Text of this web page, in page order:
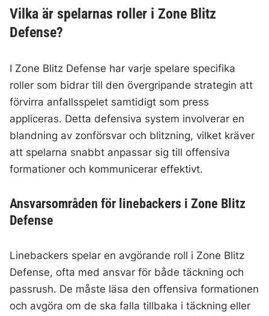
Vilka är spelarnas roller i Zone Blitz
Defense?
I Zone Blitz Defense har varje spelare specifika
roller som bidrar till den övergripande strategin att
förvirra anfallsspelet samtidigt som press
appliceras. Detta defensiva system involverar en
blandning av zonförsvar och blitzning, vilket kräver
att spelarna snabbt anpassar sig till offensiva
formationer och kommunicerar effektivt.
Ansvarsområden för linebackers i Zone Blitz
Defense
Linebackers spelar en avgörande roll i Zone Blitz
Defense, ofta med ansvar för både täckning och
passrush. De måste läsa den offensiva formationen
och avgöra om de ska falla tillbaka i täckning eller